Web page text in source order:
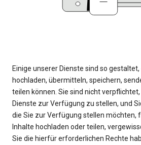
Einige unserer Dienste sind so gestaltet,
hochladen, übermitteln, speichern,
teilen können. Sie sind nicht
Dienste zur Verfügung zu stellen, und
die Sie zur Verfügung stellen möchten,
Inhalte hochladen oder teilen,
Sie die hierfür erforderlichen Rechte